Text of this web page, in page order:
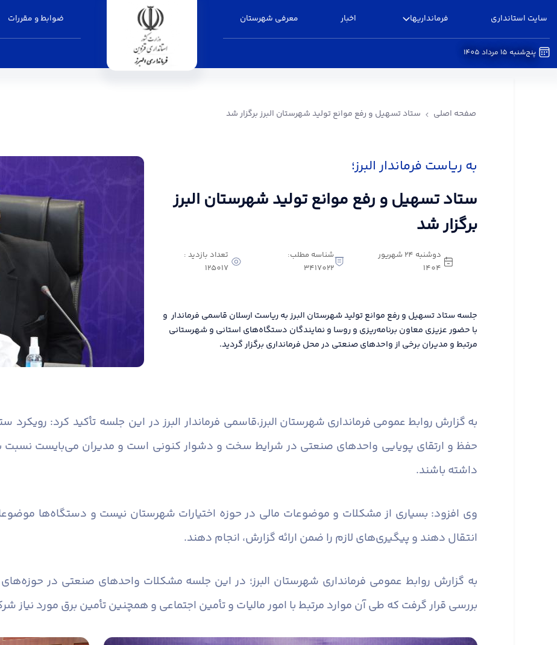
سایت استانداری فرمانداریها اخبار معرفی شهرستان ضوابط و مقررات
پنج‌شنبه 15 مرداد 1405
صفحه اصلی ستاد تسهیل و رفع موانع تولید شهرستان البرز برگزار شد
به ریاست فرماندار البرز؛
ستاد تسهیل و رفع موانع تولید شهرستان البرز
برگزار شد
دوشنبه 24 شهریور
1404
شناسه مطلب:
3417022
تعداد بازدید :
125017
جلسه ستاد تسهیل و رفع موانع تولید شهرستان البرز به ریاست ارسلان قاسمی فرماندار و
با حضور عزیزی معاون برنامه‌ریزی و روسا و نمایندگان دستگاه‌های استانی و شهرستانی
مرتبط و مدیران برخی از واحدهای صنعتی در محل فرمانداری برگزار گردید.
به گزارش روابط عمومی فرمانداری شهرستان البرز،قاسمی فرماندار البرز در این جلسه تأکید کرد:
حفظ و ارتقای پویایی واحدهای صنعتی در شرایط سخت و دشوار کنونی است و مدیران می‌بایست نسبت
داشته باشند.
وی افزود: بسیاری از مشکلات و موضوعات مالی در حوزه اختیارات شهرستان نیست و دستگاه‌ها
انتقال دهند و پیگیری‌های لازم را ضمن ارائه گزارش، انجام دهند.
به گزارش روابط عمومی فرمانداری شهرستان البرز؛ در این جلسه مشکلات واحدهای صنعتی در
بررسی قرار گرفت که طی آن موارد مرتبط با امور مالیات و تأمین اجتماعی و همچنین تأمین برق مورد نیاز